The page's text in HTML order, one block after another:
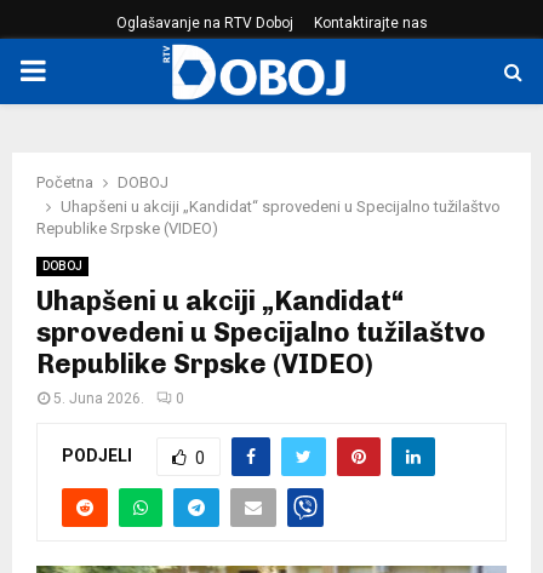
Oglašavanje na RTV Doboj Kontaktirajte nas
PRIMARY
Početna
DOBOJ
Uhapšeni u akciji „Kandidat“ sprovedeni u Specijalno tužilaštvo
Republike Srpske (VIDEO)
DOBOJ
Uhapšeni u akciji „Kandidat“
sprovedeni u Specijalno tužilaštvo
Republike Srpske (VIDEO)
5. Juna 2026. 0
PODJELI 0